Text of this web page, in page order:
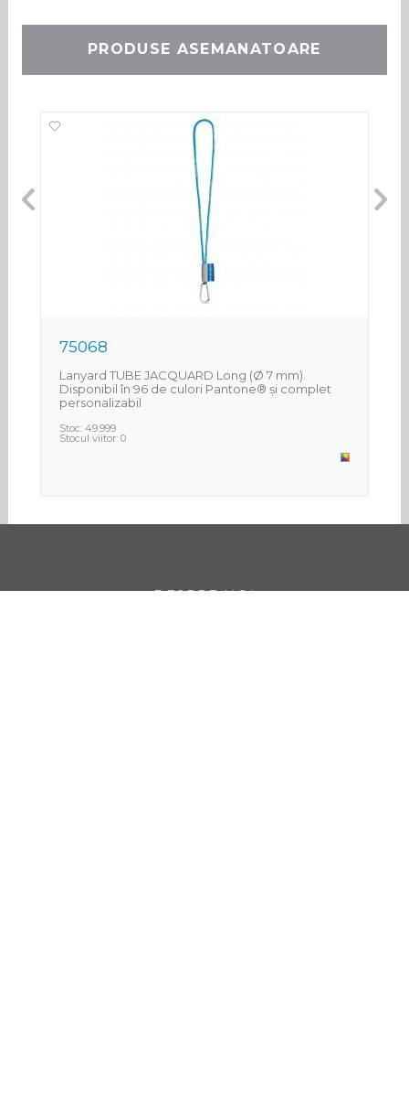
PRODUSE ASEMANATOARE
75068
Lanyard TUBE JACQUARD Long (Ø 7 mm).
Disponibil în 96 de culori Pantone® și complet
personalizabil
Stoc: 49.999
Stocul viitor: 0
DESPRE NOI